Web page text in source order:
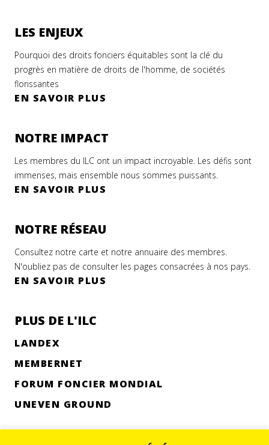
LES ENJEUX
Pourquoi des droits fonciers équitables sont la clé du
progrès en matière de droits de l'homme, de sociétés
florissantes
EN SAVOIR PLUS
NOTRE IMPACT
Les membres du ILC ont un impact incroyable. Les défis sont
immenses, mais ensemble nous sommes puissants.
EN SAVOIR PLUS
NOTRE RÉSEAU
Consultez notre carte et notre annuaire des membres.
N'oubliez pas de consulter les pages consacrées à nos pays.
EN SAVOIR PLUS
PLUS DE L'ILC
LANDEX
MEMBERNET
FORUM FONCIER MONDIAL
UNEVEN GROUND